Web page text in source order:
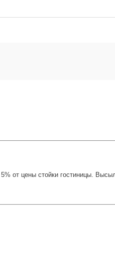
5% от цены стойки гостиницы.